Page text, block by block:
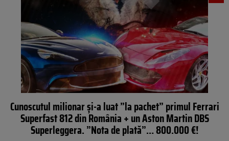
Cunoscutul milionar și-a luat ”la pachet” primul Ferrari
Superfast 812 din România + un Aston Martin DBS
Superleggera. ”Nota de plată”… 800.000 €!